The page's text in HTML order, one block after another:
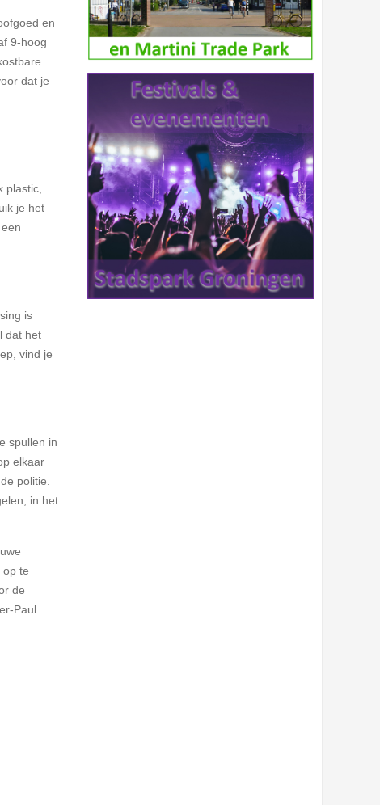
en
9-hoog
dat je
plastic,
je het
is
dat het
vind je
spullen in
elkaar
politie.
in het
op te
de
Paul